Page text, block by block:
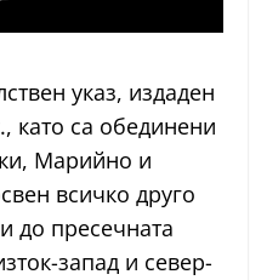
указ, издаден
като са обединени
Марийно и
всичко друго
до пресечната
запад и север-